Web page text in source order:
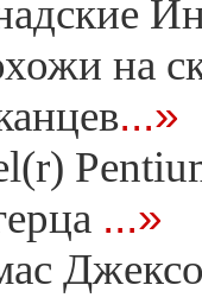
на
...»
...»